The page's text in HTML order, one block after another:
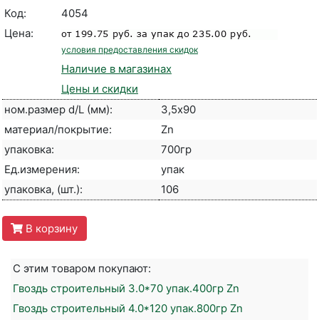
Код:
4054
Цена:
условия предоставления скидок
Наличие в магазинах
Цены и скидки
ном.размер d/L (мм):
3,5х90
материал/покрытие:
Zn
упаковка:
700гр
Ед.измерения:
упак
упаковка, (шт.):
106
В корзину
С этим товаром покупают:
Гвоздь строительный 3.0*70 упак.400гр Zn
Гвоздь строительный 4.0*120 упак.800гр Zn